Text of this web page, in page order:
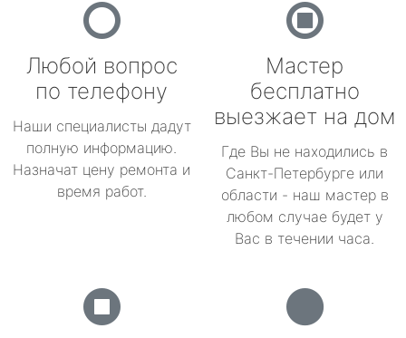
Любой вопрос
по телефону
Наши специалисты дадут
полную информацию.
Назначат цену ремонта и
время работ.
Мастер
бесплатно
выезжает на дом
Где Вы не находились в
Санкт-Петербурге или
области - наш мастер в
любом случае будет у
Вас в течении часа.